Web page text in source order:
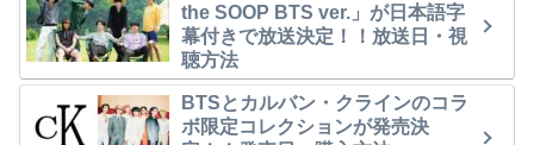
the SOOP BTS ver.」が日本語字
幕付きで放送決定！！放送日・視
聴方法
BTSとカルバン・クラインのコラ
ボ限定コレクションが発売決